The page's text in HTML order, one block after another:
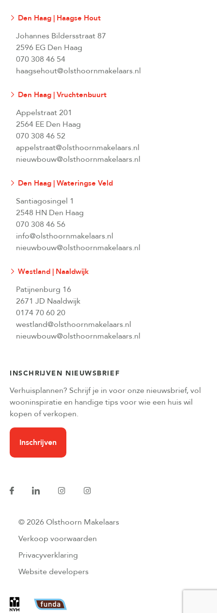
Den Haag | Haagse Hout
Johannes Bildersstraat 87
2596 EG Den Haag
070 308 46 54
haagsehout@olsthoornmakelaars.nl
Den Haag | Vruchtenbuurt
Appelstraat 201
2564 EE Den Haag
070 308 46 52
appelstraat@olsthoornmakelaars.nl
nieuwbouw@olsthoornmakelaars.nl
Den Haag | Wateringse Veld
Santiagosingel 1
2548 HN Den Haag
070 308 46 56
info@olsthoornmakelaars.nl
nieuwbouw@olsthoornmakelaars.nl
Westland | Naaldwijk
Patijnenburg 16
2671 JD Naaldwijk
0174 70 60 20
westland@olsthoornmakelaars.nl
nieuwbouw@olsthoornmakelaars.nl
INSCHRIJVEN NIEUWSBRIEF
Verhuisplannen? Schrijf je in voor onze nieuwsbrief, vol
wooninspiratie en handige tips voor wie een huis wil
kopen of verkopen.
Inschrijven
© 2026 Olsthoorn Makelaars
Verkoop voorwaarden
Privacyverklaring
Website developers